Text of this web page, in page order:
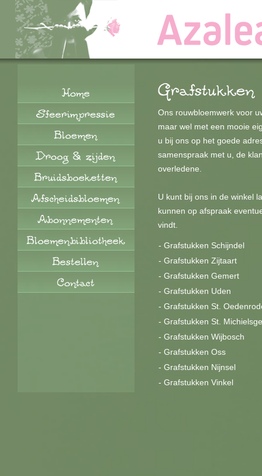
Ons rouwbloemwerk voor
maar wel met een mooie
u bij ons op het goede
samenspraak met u, de
overledene.
U kunt bij ons in de winkel
kunnen op afspraak
vindt.
- Grafstukken Schijndel
- Grafstukken Zijtaart
- Grafstukken Gemert
- Grafstukken Uden
- Grafstukken St.
- Grafstukken St.
- Grafstukken Wijbosch
- Grafstukken Oss
- Grafstukken Nijnsel
- Grafstukken Vinkel